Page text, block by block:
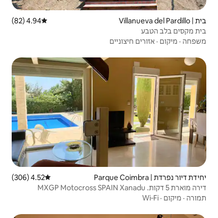
דירוג ממוצע של 4.94 מתוך 5, 82 ביקורות
4.94 (82)
דירוג ממוצע של 4.52 מתוך 5, 306 ביקורות
4.52 (306)